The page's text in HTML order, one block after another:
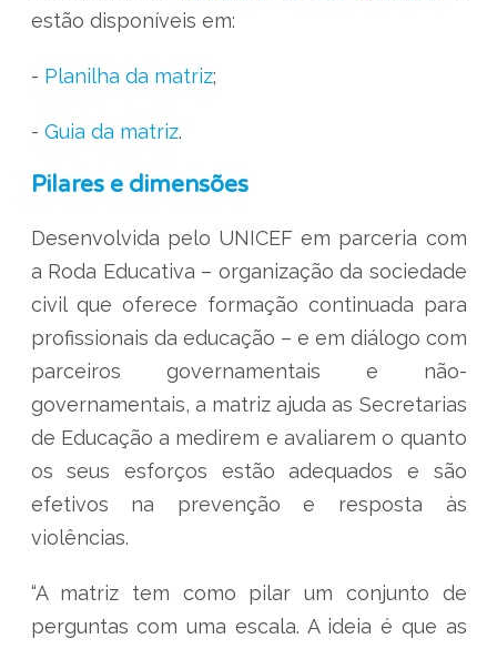
estão disponíveis em:
- Planilha da matriz;
- Guia da matriz.
Pilares e dimensões
Desenvolvida pelo UNICEF em parceria com
a Roda Educativa – organização da sociedade
civil que oferece formação continuada para
profissionais da educação – e em diálogo com
parceiros governamentais e não-
governamentais, a matriz ajuda as Secretarias
de Educação a medirem e avaliarem o quanto
os seus esforços estão adequados e são
efetivos na prevenção e resposta às
violências.
“A matriz tem como pilar um conjunto de
perguntas com uma escala. A ideia é que as